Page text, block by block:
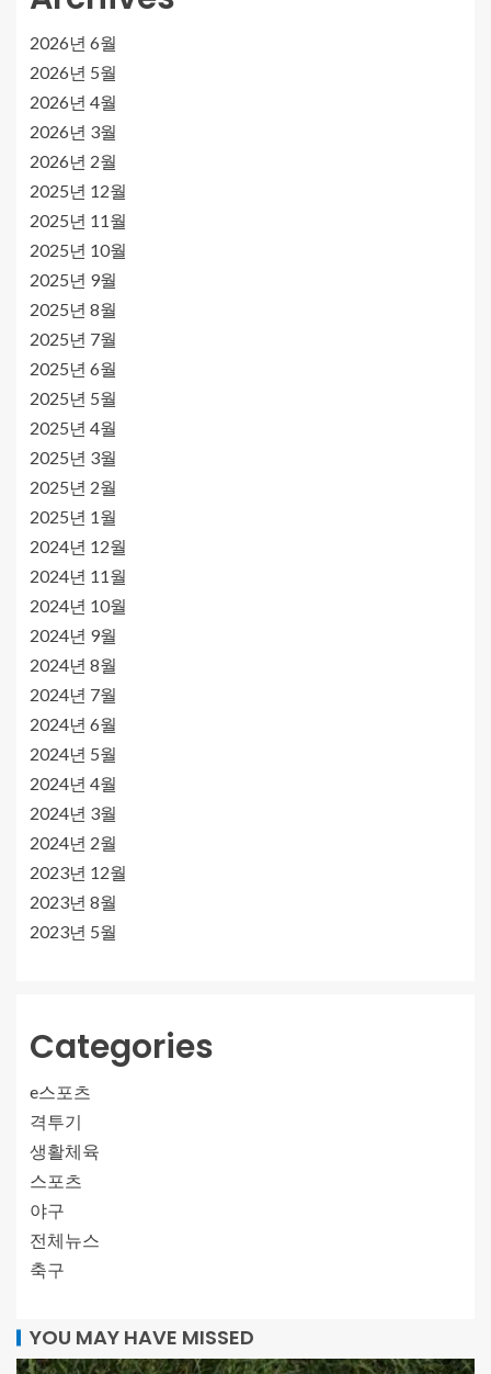
2026년 6월
2026년 5월
2026년 4월
2026년 3월
2026년 2월
2025년 12월
2025년 11월
2025년 10월
2025년 9월
2025년 8월
2025년 7월
2025년 6월
2025년 5월
2025년 4월
2025년 3월
2025년 2월
2025년 1월
2024년 12월
2024년 11월
2024년 10월
2024년 9월
2024년 8월
2024년 7월
2024년 6월
2024년 5월
2024년 4월
2024년 3월
2024년 2월
2023년 12월
2023년 8월
2023년 5월
Categories
e스포츠
격투기
생활체육
스포츠
야구
전체뉴스
축구
YOU MAY HAVE MISSED